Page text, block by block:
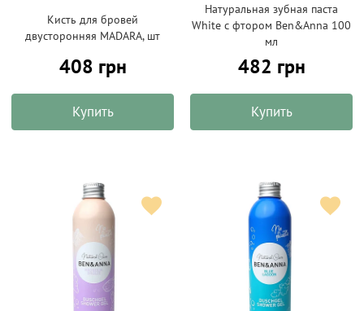
Кисть для бровей
двусторонняя MADARA, шт
408 грн
Купить
Натуральная зубная паста
White с фтором Ben&Anna 100
мл
482 грн
Купить